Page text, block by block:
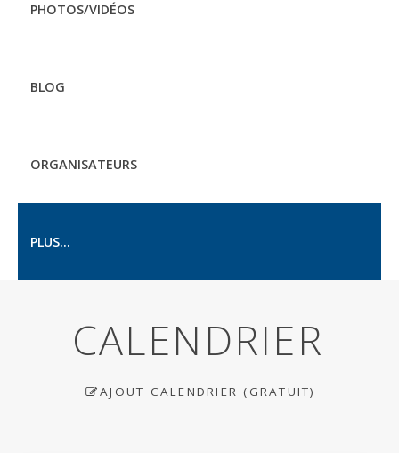
PHOTOS/VIDÉOS
BLOG
ORGANISATEURS
PLUS...
CALENDRIER
AJOUT CALENDRIER (GRATUIT)